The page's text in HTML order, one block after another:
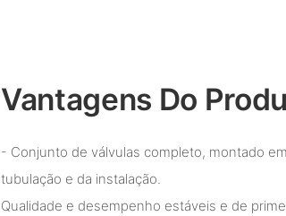
Vantagens Do
- Conjunto de válvulas completo, montado
tubulação e da instalação.
Qualidade e desempenho estáveis ​​e de